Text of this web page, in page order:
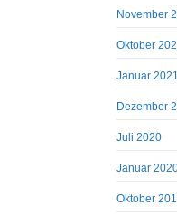
November
Oktober
Januar 2021
Dezember
Juli 2020
Januar
Oktober